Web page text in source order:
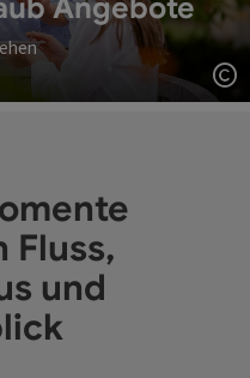
Angebote
Fluss,
und